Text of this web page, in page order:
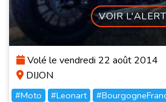
VOIR
Volé le vendredi 22 août 2014
DIJON
#Moto #Leonart